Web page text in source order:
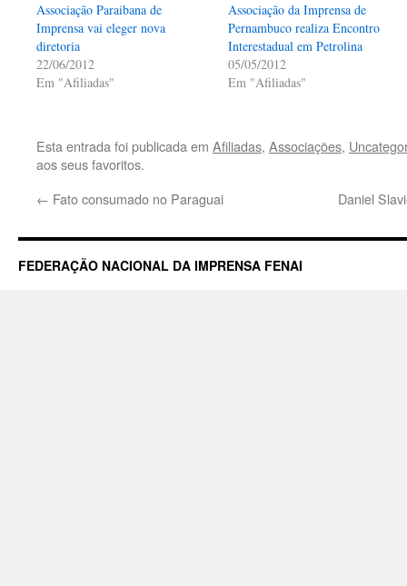
Associação Paraibana de
Imprensa vai eleger nova
diretoria
22/06/2012
Em "Afiliadas"
Associação da Imprensa de
Pernambuco realiza Encontro
Interestadual em Petrolina
05/05/2012
Em "Afiliadas"
Esta entrada foi publicada em Afiliadas, Associações,
aos seus favoritos.
← Fato consumado no Paraguai Daniel
FEDERAÇÃO NACIONAL DA IMPRENSA FENAI